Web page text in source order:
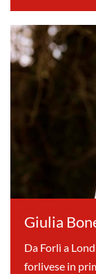
Giulia
Da Forlì a
forlivese in